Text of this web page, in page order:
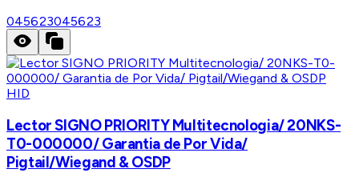
045623045623
HID
Lector SIGNO PRIORITY Multitecnologia/ 20NKS-
T0-000000/ Garantia de Por Vida/
Pigtail/Wiegand & OSDP